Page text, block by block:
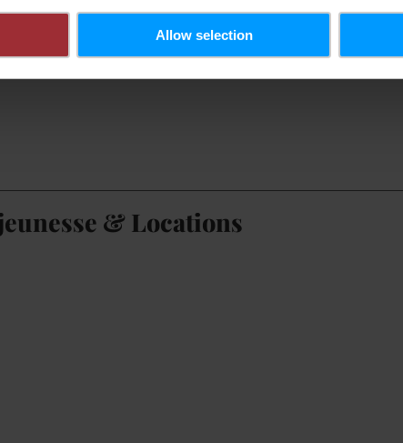
Allow selection
Chauffage inclus Électricité incluse
& Locations